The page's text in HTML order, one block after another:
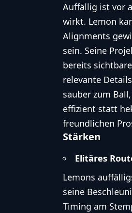
Auffällig ist vor
wirkt. Lemon
Alignments
sein. Seine
bereits
relevante
sauber zum
effizient statt
freundlichen
Stärken
Elitäres
Lemons
seine
Timing am